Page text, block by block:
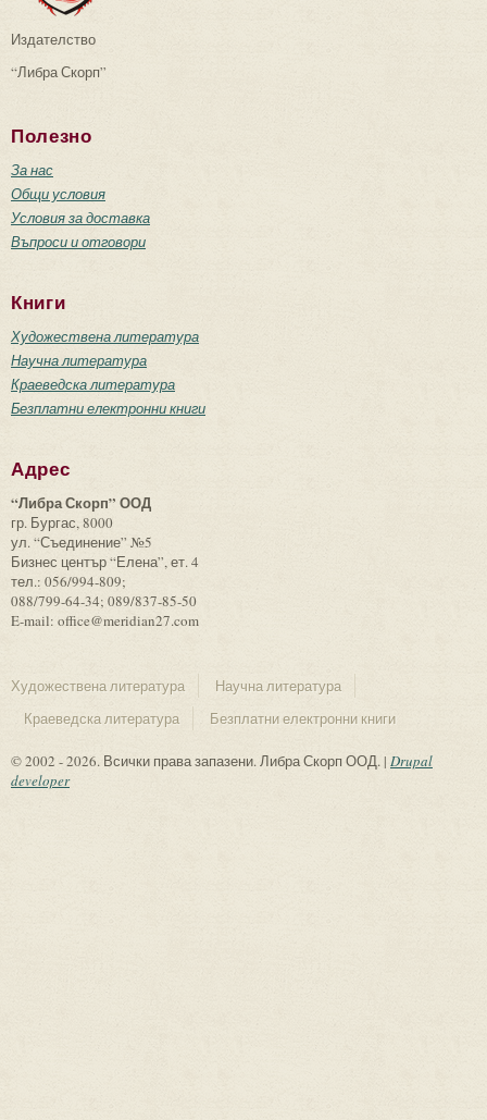
Издателство
“Либра Скорп”
Полезно
За нас
Общи условия
Условия за доставка
Въпроси и отговори
Книги
Художествена литература
Научна литература
Краеведска литература
Безплатни електронни книги
Адрес
“Либра Скорп” ООД
гр. Бургас, 8000
ул. “Съединение” №5
Бизнес център “Елена”, ет. 4
тел.: 056/994-809;
088/799-64-34; 089/837-85-50
E-mail: office@meridian27.com
Художествена литература
Научна литература
Краеведска литература
Безплатни електронни книги
© 2002 - 2026. Всички права запазени. Либра Скорп ООД. | Drupal
developer